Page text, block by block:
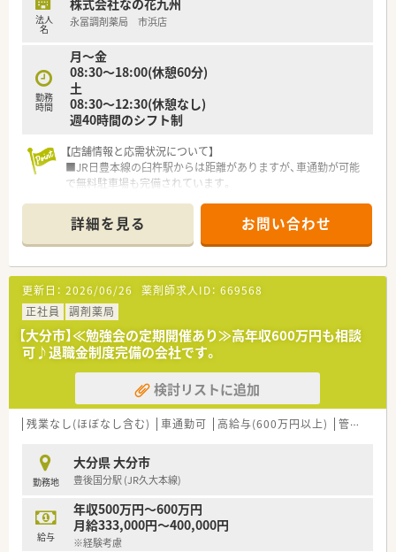
法人
名
株式会社なの花九州
永冨調剤薬局 市浜店
勤務
時間
月～金
08:30～18:00(休憩60分)
土
08:30～12:30(休憩なし)
週40時間のシフト制
【店舗情報と応需状況について】
■JR日豊本線の臼杵駅からは距離がありますが、車通勤が可能
で無料駐車場も完備されています。
おり、専門性を高められる環境です。
■薬剤師は常勤2名とパート1名の複数名体制のため、1人当たり
の業務負荷が分散され働きやすいです。
【法人特徴について】
■全国規模のネットワークを持つ大手グループの一員として、九
州エリアでも強固な基盤を築いています。
■最新の調剤機器や電子薬歴などのDXを推進し、業務効率化と
働きやすさの向上に注力しています。
■地域医療を支えるため、健康サポート薬局の認定取得や地域連
携活動にも積極的に取り組んでいます。
【勤務実態について】
■年間休日は120日以上確保されており、仕事とプライベートの
■有給休暇の平均取得日数は9日以上と高く、休暇を取りやすい
風土が醸成されているため安心です。
■始業前の準備時間も勤務時間としてカウントされるなど、適正
な労務管理が徹底されており信頼できます。
詳細を見る お問い合わせ
更新日： 2026/06/26 薬剤師求人ID： 669568
正社員
調剤薬局
【大分市】≪勉強会の定期開催あり≫高年収600万円も相談
可♪退職金制度完備の会社です。
検討リストに追加
残業なし(ほぼなし含む) 車通勤可 高給与(600万円以上) 管理薬剤師
勤務地
大分県 大分市
豊後国分駅 (JR久大本線)
給与
年収500万円～600万円
月給333,000円～400,000円
※経験考慮